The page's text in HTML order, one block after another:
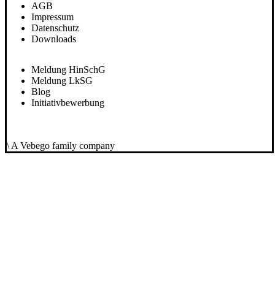
AGB
Impressum
Datenschutz
Downloads
Meldung HinSchG
Meldung LkSG
Blog
Initiativbewerbung
\ A Vebego family company